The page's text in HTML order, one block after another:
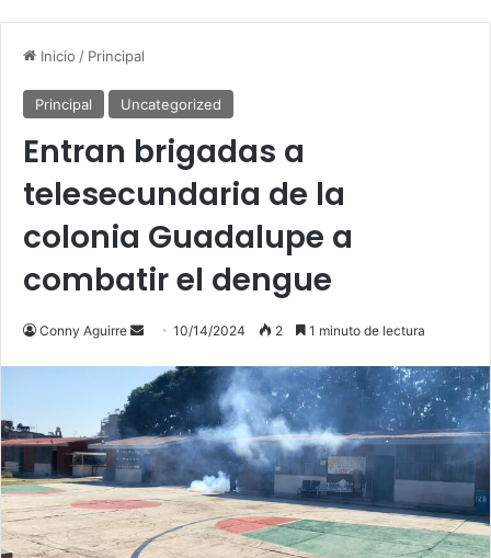
Inicio / Principal
Principal Uncategorized
Entran brigadas a
telesecundaria de la
colonia Guadalupe a
combatir el dengue
Conny Aguirre
n
d
a
n
e
m
a
10/14/2024 2 1 minuto de lectura